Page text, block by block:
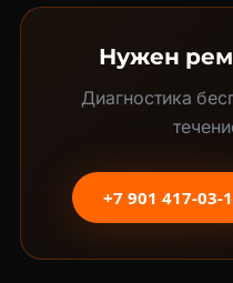
Нужен
Диагностика
+7 901 417-03-